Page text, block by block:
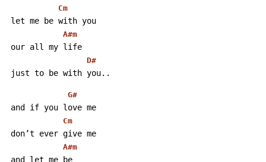
Cm
let me be with you
A#m
our all my life
D#
just to be with you..
G#
and if you love me
Cm
don’t ever give me
A#m
and let me be